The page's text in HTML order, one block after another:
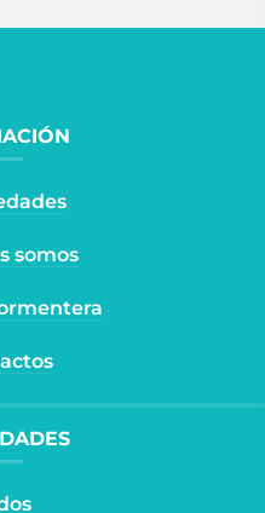
somos